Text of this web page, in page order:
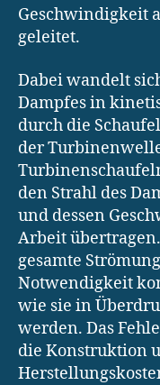
Geschwindigkeit
geleitet.
Dabei wandelt
Dampfes in
durch die
der
den Strahl des
und dessen
Arbeit
gesamte
Notwendigkeit
wie sie in
werden. Das
die Konstruktion